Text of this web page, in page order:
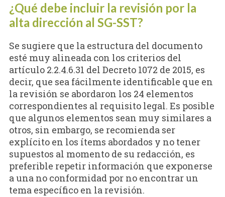
¿Qué debe incluir la revisión por la
alta dirección al SG-SST?
Se sugiere que la estructura del documento
esté muy alineada con los criterios del
artículo 2.2.4.6.31 del Decreto 1072 de 2015, es
decir, que sea fácilmente identificable que en
la revisión se abordaron los 24 elementos
correspondientes al requisito legal. Es posible
que algunos elementos sean muy similares a
otros, sin embargo, se recomienda ser
explícito en los ítems abordados y no tener
supuestos al momento de su redacción, es
preferible repetir información que exponerse
a una no conformidad por no encontrar un
tema específico en la revisión.